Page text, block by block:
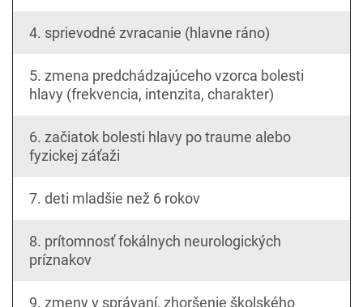
4. sprievodné zvracanie (hlavne ráno)
5. zmena predchádzajúceho vzorca bolesti
hlavy (frekvencia, intenzita, charakter)
6. začiatok bolesti hlavy po traume alebo
fyzickej záťaži
7. deti mladšie než 6 rokov
8. prítomnosť fokálnych neurologických
príznakov
9. zmeny v správaní, zhoršenie školského